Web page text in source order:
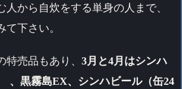
人から自炊をする単身の人まで、
下さい。
特売品もあり、 3月と4月はシンハ
、黒霧島EX、シンハビール（缶24